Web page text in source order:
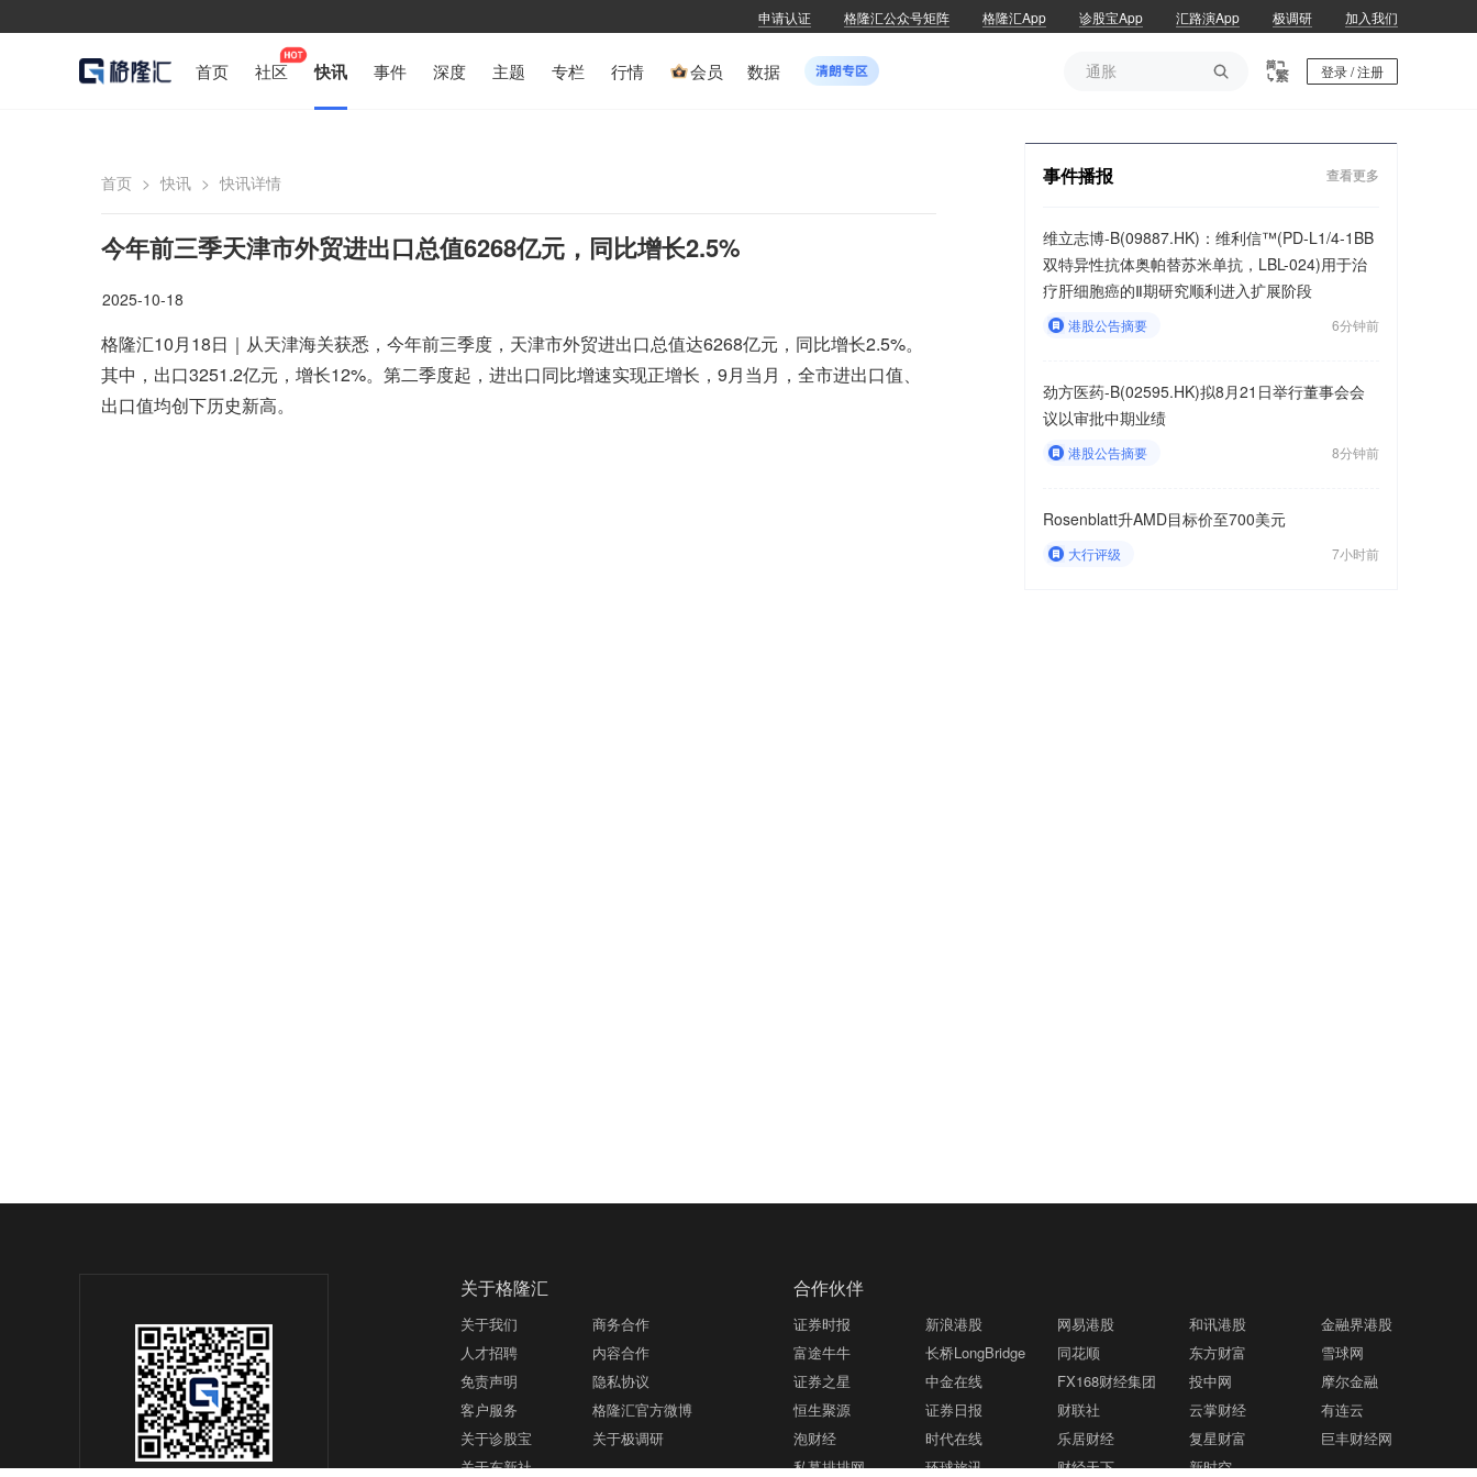
申请认证 格隆汇公众号矩阵 格隆汇App 诊股宝App 汇路演App 极调研 加入我们
首页 社区 快讯 事件 深度 主题 专栏 行情 会员 数据 
通胀
登录 / 注册
首页 > 快讯 > 快讯详情
今年前三季天津市外贸进出口总值6268亿元，同比增长2.5%
2025-10-18
格隆汇10月18日｜从天津海关获悉，今年前三季度，天津市外贸进出口总值达6268亿元，同比增长2.5%。
其中，出口3251.2亿元，增长12%。第二季度起，进出口同比增速实现正增长，9月当月，全市进出口值、
出口值均创下历史新高。
事件播报 查看更多
维立志博-B(09887.HK)：维利信™(PD-L1/4-1BB
双特异性抗体奥帕替苏米单抗，LBL-024)用于治
疗肝细胞癌的Ⅱ期研究顺利进入扩展阶段
港股公告摘要 6分钟前
劲方医药-B(02595.HK)拟8月21日举行董事会会
议以审批中期业绩
港股公告摘要 8分钟前
Rosenblatt升AMD目标价至700美元
大行评级 7小时前
关于格隆汇
关于我们
商务合作
人才招聘
内容合作
免责声明
隐私协议
客户服务
格隆汇官方微博
关于诊股宝
关于极调研
关于东新社
合作伙伴
证券时报 新浪港股 网易港股 和讯港股
金融界港股
富途牛牛
长桥LongBridge 同花顺 东方财富
雪球网
证券之星
中金在线 FX168财经集团 投中网
摩尔金融
恒生聚源
证券日报 财联社 云掌财经
有连云
泡财经
时代在线 乐居财经 复星财富
巨丰财经网
私募排排网
环球旅讯 财经天下 新时空